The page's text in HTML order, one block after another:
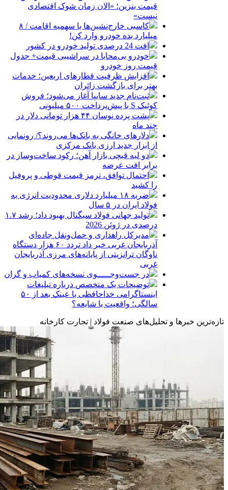
قیمت بنزین؛ «الان زمان شوک اقتصادی
نیست»
کاسبی خارج‌نشین‌ها با سهمیه اقامت / ۸
میلیارد بده خودرو وارد کن!
افت 24 درصدی تولید خودرو در کشور
خودرو بی‌محابا در سراشیبی قیمت+ جدول
قیمت روز خودرو
افزایش ظرفیت قطارهای اربعین؛ خدمات
بهتر برای بازگشت زائران
ثبت‌نام جدید سایپا آغاز می‌شود؛ فروش
کوئیک S با پیش‌پرداخت ۵۰۰ میلیونی
پشت پرده نوسان ۴۴ هزار تومانی دلار در
چند ماه
دلارهای خانگی به بانک‌ها می‌روند؟/ رونمایی
از ابزار جدید ارزی بانک مرکزی
دو لبه قیچی بازار آهن؛ رکود ساخت‌وساز در
برابر افت عرضه
احتمال توافق، ترمز قیمت قوطی و پروفیل
را کشید
ضربه ۱۸ میلیارد دلاری محدودیت انرژی به
فولاد ایران در ۵ سال
تولید جهانی فولاد سیگنال بهبود داد؛ رشد ۱.۷
درصدی در ژوئن 2026
مدیرکل راهداری و حمل‌ونقل جاده‌ای
آذربایجان‌ غربی خبر داد تردد ۶۰ هزار دستگاه
ناوگان ترانزیتی از پایانه‌های مرزی آذربایجان
‌غربی
در جست‌وجـــــوی نسخه‌های کمیاب و گران
توضیحات یک متخصص درباره تبلیغات
اینستاگرامی خداحافظی با عینک بعد از ۵۰
سالگی؛ واقعیت یا شایعه؟
تازه‌ترین خبرها و تحلیل‌های صنعت فولاد | تجارت کارخانه